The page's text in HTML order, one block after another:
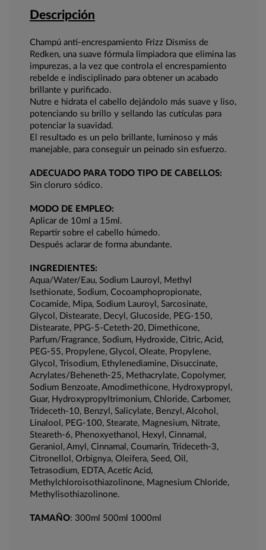
Descripción
Champú anti-encrespamiento Frizz Dismiss de
Redken, una suave fórmula limpiadora que elimina las
impurezas, a la vez que controla el encrespamiento
rebelde e indisciplinado para obtener un acabado
brillante y purificado.
Nutre e hidrata el cabello dejándolo más suave y liso,
potenciando su brillo y sellando las cutículas para
potenciar la suavidad.
El resultado es un pelo brillante, luminoso y más
manejable, para conseguir un peinado sin esfuerzo.
ADECUADO PARA TODO TIPO DE CABELLOS:
Sin cloruro sódico.
MODO DE EMPLEO:
Aplicar de 10ml a 15ml.
Repartir sobre el cabello húmedo.
Después aclarar de forma abundante.
INGREDIENTES:
Aqua/Water/Eau, Sodium Lauroyl, Methyl
Isethionate, Sodium, Cocoamphopropionate,
Cocamide, Mipa, Sodium Lauroyl, Sarcosinate,
Glycol, Distearate, Decyl, Glucoside, PEG-150,
Distearate, PPG-5-Ceteth-20, Dimethicone,
Parfum/Fragrance, Sodium, Hydroxide, Citric, Acid,
PEG-55, Propylene, Glycol, Oleate, Propylene,
Glycol, Trisodium, Ethylenediamine, Disuccinate,
Acrylates/Beheneth-25, Methacrylate, Copolymer,
Sodium Benzoate, Amodimethicone, Hydroxypropyl,
Guar, Hydroxypropyltrimonium, Chloride, Carbomer,
Trideceth-10, Benzyl, Salicylate, Benzyl, Alcohol,
Linalool, PEG-100, Stearate, Magnesium, Nitrate,
Steareth-6, Phenoxyethanol, Hexyl, Cinnamal,
Geraniol, Amyl, Cinnamal, Coumarin, Trideceth-3,
Citronellol, Orbignya, Oleifera, Seed, Oil,
Tetrasodium, EDTA, Acetic Acid,
Methylchloroisothiazolinone, Magnesium Chloride,
Methylisothiazolinone.
TAMAÑO: 300ml 500ml 1000ml